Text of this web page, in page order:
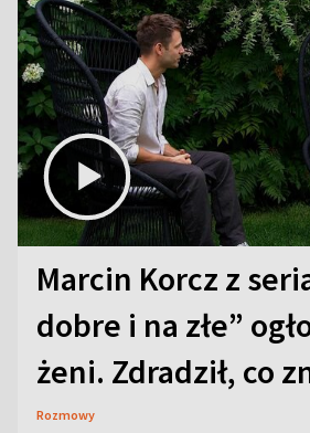
Marcin Korcz z
dobre i na złe”
żeni. Zdradził, co
Rozmowy